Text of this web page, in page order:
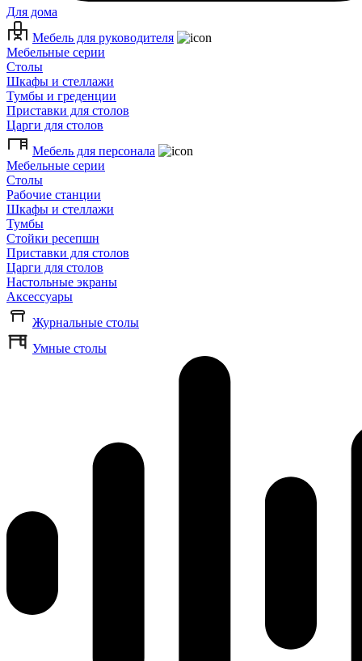
Для дома
Мебель для руководителя
Мебельные серии
Столы
Шкафы и стеллажи
Тумбы и греденции
Приставки для столов
Царги для столов
Мебель для персонала
Мебельные серии
Столы
Рабочие станции
Шкафы и стеллажи
Тумбы
Стойки ресепшн
Приставки для столов
Царги для столов
Настольные экраны
Аксессуары
Журнальные столы
Умные столы